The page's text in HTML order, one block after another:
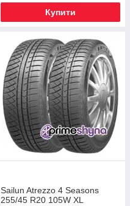
Купити
Sailun Atrezzo 4 Seasons
255/45 R20 105W XL